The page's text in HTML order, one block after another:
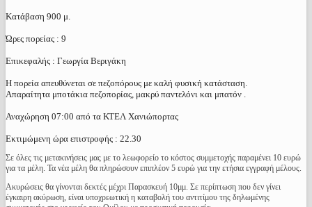
Κατάβαση 900 μ.
Ώρες πορείας : 9
Επικεφαλής : Γεωργία Βεριγάκη
Η πορεία απευθύνεται σε πεζοπόρους με καλή φυσική κατάσταση.
Απαραίτητα μποτάκια πεζοπορίας, μακρύ παντελόνι και μπατόν .
Αναχώρηση 07:00 από τα ΚΤΕΛ Χανιώπορτας
Εκτιμώμενη ώρα επιστροφής : 22.30
Σε όλες τις μετακινήσεις μας με το λεωφορείο το κόστος συμμετοχής παραμένει 10 ευρώ
για τα μέλη. Τα νέα μέλη θα πληρώσουν επιπλέον 5 ευρώ για την ετήσια εγγραφή μέλους.
Ακυρώσεις θα γίνονται δεκτές μέχρι Παρασκευή 10μμ. Σε περίπτωση που δεν γίνει
έγκαιρη ακύρωση, είναι υποχρεωτική η καταβολή του αντιτίμου της δηλωμένης